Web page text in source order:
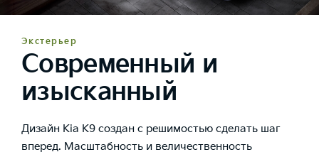
Экстерьер
Современный и
изысканный
Дизайн Kia K9 создан с решимостью сделать шаг
вперед. Масштабность и величественность